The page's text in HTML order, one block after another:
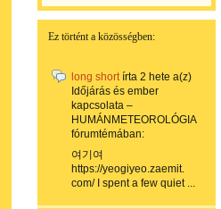
Ez történt a közösségben:
long shortírta 2 hete a(z)
Időjárás és ember
kapcsolata –
HUMÁNMETEOROLÓGIA
fórumtémában:
여기여
https://yeogiyeo.zaemit.
com/ I spent a few quiet ...